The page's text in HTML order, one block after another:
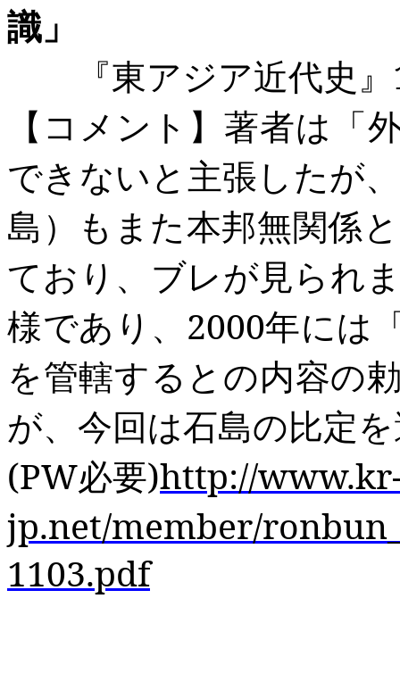
識」
『東アジア近代史』
【コメント】著者は「
できないと主張したが、
島）もまた本邦無関係
ており、ブレが見られ
様であり、 2000年には
を管轄するとの内容の
が、今回は石島の比定
(PW必要)http://
jp.net/member/
1103.pdf